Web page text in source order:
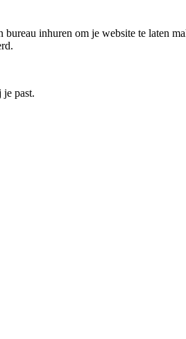
inhuren om je website te laten
past.